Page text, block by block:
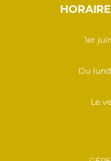
1er
Du
Le